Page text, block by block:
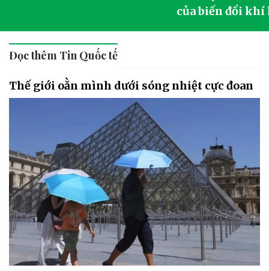
của biến đổi khí
Đọc thêm Tin Quốc tế
Thế giới oằn mình dưới sóng nhiệt cực đoan